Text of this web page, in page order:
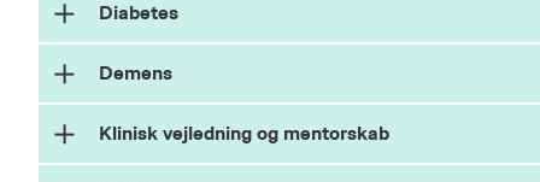
Diabetes
Som sygeplejerske med speciale i diabetes er du
opgave - både i forhold til det tværfaglige arbejde
som også hele tiden øger kompleksiteten i
diabetes, og de lever også længere med
Demens
Hvis du vil hele vejen rundt om demensindsatsen
sammensat af tre diplommoduler med særligt
Klinisk vejledning og mentorskab